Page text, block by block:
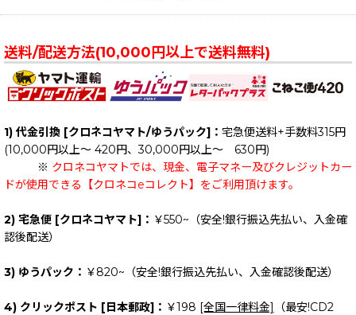
送料/配送方法(10,000円以上で送料無料)
1) 代金引換 [クロネコヤマト/ゆうパック]： 宅急便送料+手数料315円
(10,000円以上～ 420円、30,000円以上～ 630円)
※ クロネコヤマトでは、現金、電子マネー及びクレジットカー
ドが使用できる【クロネコeコレクト】をご利用頂けます。
2) 宅急便 [クロネコヤマト]： ￥550~（安全!銀行振込先払い、入金確
認後配送）
3) ゆうパック： ￥820~（安全!銀行振込先払い、入金確認後配送）
4) クリックポスト [日本郵政]： ￥198 [全国一律料金]
（最安!CD2